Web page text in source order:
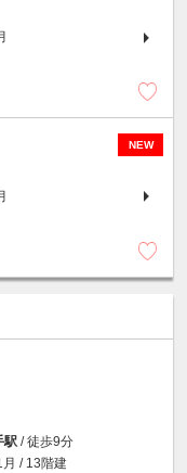
NEW
駅 / 徒歩9分
/ 13階建